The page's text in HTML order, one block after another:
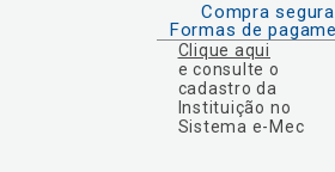
Compra segura
Formas de
Clique aqui
e consulte o
cadastro da
Instituição no
Sistema e-Mec